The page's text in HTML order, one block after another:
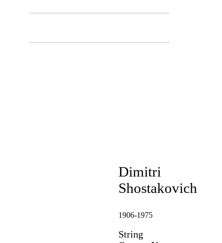
Dimitri
Shostakovich
1906-1975
String